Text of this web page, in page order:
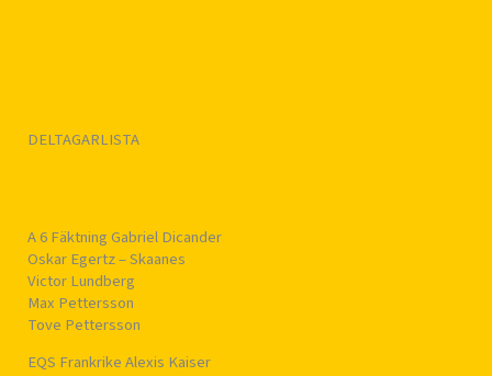
DELTAGARLISTA
A 6 Fäktning Gabriel Dicander
Oskar Egertz – Skaanes
Victor Lundberg
Max Pettersson
Tove Pettersson
EQS Frankrike Alexis Kaiser